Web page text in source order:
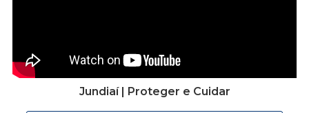
Jundiaí | Proteger e Cuidar